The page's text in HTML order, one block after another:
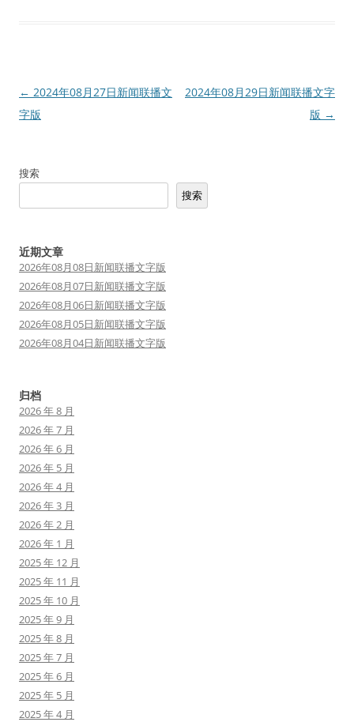
文
章
← 2024年08月27日新闻联播文
字版
2024年08月29日新闻联播文字
版 →
搜索
搜索
近期文章
2026年08月08日新闻联播文字版
2026年08月07日新闻联播文字版
2026年08月06日新闻联播文字版
2026年08月05日新闻联播文字版
2026年08月04日新闻联播文字版
归档
2026 年 8 月
2026 年 7 月
2026 年 6 月
2026 年 5 月
2026 年 4 月
2026 年 3 月
2026 年 2 月
2026 年 1 月
2025 年 12 月
2025 年 11 月
2025 年 10 月
2025 年 9 月
2025 年 8 月
2025 年 7 月
2025 年 6 月
2025 年 5 月
2025 年 4 月